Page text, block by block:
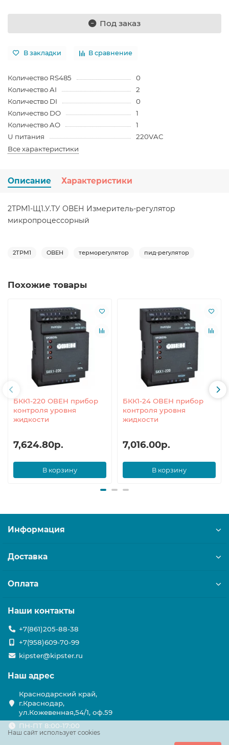
Под заказ
В закладки В сравнение
Количество RS485
0
Количество AI
2
Количество DI
0
Количество DO
1
Количество AO
1
U питания
220VAC
Все характеристики
Описание Характеристики
2ТРМ1-Щ1.У.ТУ ОВЕН Измеритель-регулятор
микропроцессорный
2ТРМ1 ОВЕН терморегулятор пид-регулятор
Похожие товары
БКК1-220 ОВЕН прибор
контроля уровня
жидкости
7,624.80р.
В корзину
БКК1-24 ОВЕН прибор
контроля уровня
жидкости
7,016.00р.
В корзину
Наш сайт использует cookies
Информация
Доставка
Оплата
Наши контакты
+7(861)205-88-38
+7(958)609-70-99
kipster@kipster.ru
Наш адрес
Краснодарский край,
г.Краснодар,
ул.Кожевенная,54/1, оф.59
ПН-ПТ 8:00-17:00